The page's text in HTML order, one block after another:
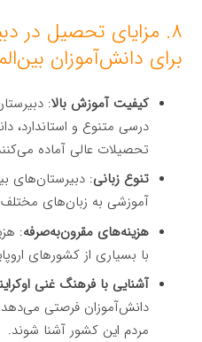
۸. مزایای تحصیل در
برای دانش‌آموزان
کیفیت آموزش بالا:
درسی متنوع و استاندارد،
تحصیلات عالی آماده
تنوع زبانی: دبیرستان‌های
آموزشی به زبان‌های مختلف
هزینه‌های مقرون‌به‌صرفه:
با بسیاری از کشورهای
آشنایی با فرهنگ غنی
دانش‌آموزان فرصتی
مردم این کشور آشنا شوند.